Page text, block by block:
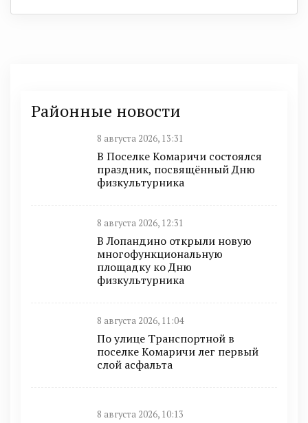
Районные новости
8 августа 2026, 13:31
В Поселке Комаричи состоялся
праздник, посвящённый Дню
физкультурника
8 августа 2026, 12:31
В Лопандино открыли новую
многофункциональную
площадку ко Дню
физкультурника
8 августа 2026, 11:04
По улице Транспортной в
поселке Комаричи лег первый
слой асфальта
8 августа 2026, 10:13